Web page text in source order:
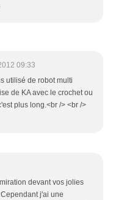
09:33
utilisé de robot multi
de KA avec le crochet ou
plus long.<br /> <br />
devant vos jolies
j'ai une